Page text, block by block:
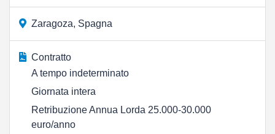
Zaragoza, Spagna
Contratto
A tempo indeterminato
Giornata intera
Retribuzione Annua Lorda 25.000-30.000
euro/anno